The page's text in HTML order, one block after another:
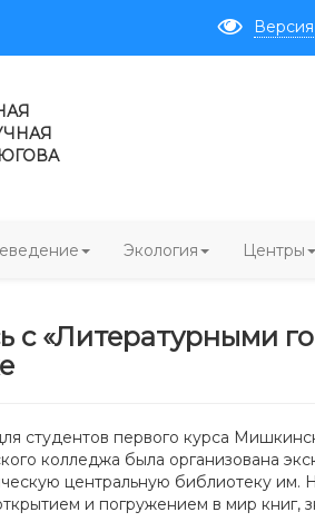
Экология Центры
с «Литературными
студентов первого курса
колледжа была организована
центральную библиотеку им.
и погружением в мир книг,